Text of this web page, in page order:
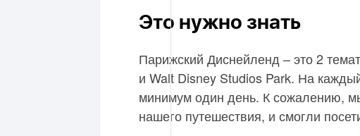
Это нужно знать
Парижский Диснейленд – это 2
и Walt Disney Studios Park. На
минимум один день. К сожалению,
нашего путешествия, и смогли